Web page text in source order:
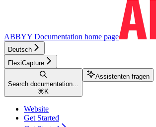
ABBYY Documentation home page
Deutsch
FlexiCapture
Search documentation...
⌘ K
Assistenten fragen
Website
Get Started